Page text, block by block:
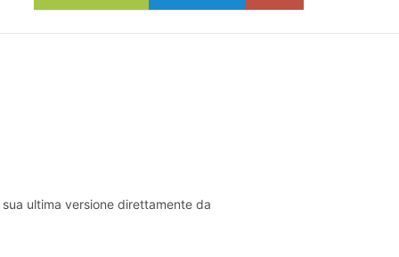
ultima versione direttamente da